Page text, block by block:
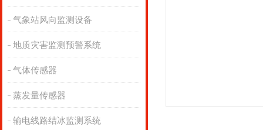
气象站风向监测设备
地质灾害监测预警系统
气体传感器
蒸发量传感器
输电线路结冰监测系统